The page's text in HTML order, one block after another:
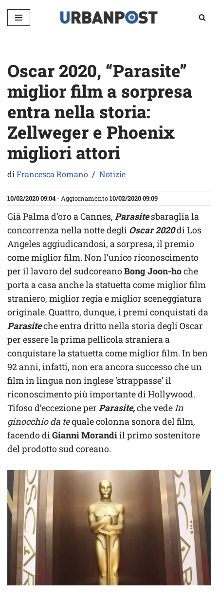
Vai
Oscar 2020, “Parasite”
miglior film a sorpresa
entra nella storia:
Zellweger e Phoenix
migliori attori
diFrancesca Romano Notizie
10/02/2020 09:04 - Aggiornamento10/02/2020 09:09
Già Palma d’oro a Cannes, Parasite sbaraglia la
concorrenza nella notte degli Oscar 2020di Los
Angeles aggiudicandosi, a sorpresa, il premio
come miglior film. Non l’unico riconoscimento
per il lavoro del sudcoreanoBong Joon-hoche
porta a casa anche la statuetta come miglior film
straniero, miglior regia e miglior sceneggiatura
originale. Quattro, dunque, i premi conquistati da
Parasiteche entra dritto nella storia degli Oscar
per essere la prima pellicola straniera a
conquistare la statuetta come miglior film. In ben
92 anni, infatti, non era ancora successo che un
film in lingua non inglese ‘strappasse’ il
riconoscimento più importante di Hollywood.
Tifoso d’eccezione per Parasite,che vedeIn
ginocchio da tequale colonna sonora del film,
facendo diGianni Morandiil primo sostenitore
del prodotto sud coreano.